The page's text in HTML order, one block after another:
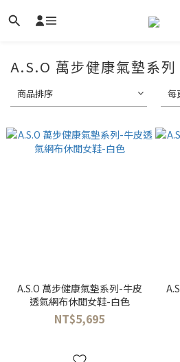
A.S.O 萬步健康氣墊系列
商品排序 每
A.S.O 萬步健康氣墊系列-牛皮
透氣網布休閒女鞋-白色
NT$5,695